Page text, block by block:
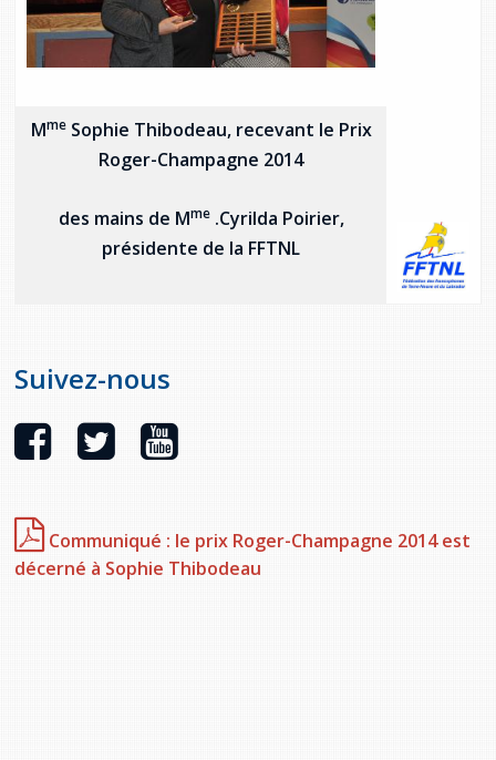
MmeSophie Thibodeau, recevant le Prix
Roger-Champagne 2014
des mains de Mme.Cyrilda Poirier,
présidente de la FFTNL
Suivez-nous
Communiqué : le prix Roger-Champagne 2014 est
décerné à Sophie Thibodeau